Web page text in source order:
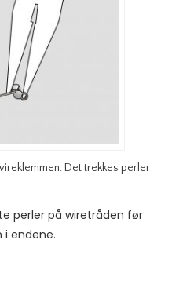
Det trekkes perler
perler på wiretråden før
i endene.